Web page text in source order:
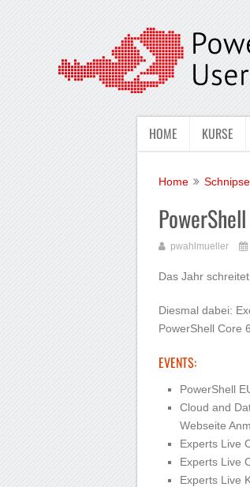
HOME KURSE
Home
pwahlmueller
Das Jahr
Diesmal dabei:
PowerShell Core
EVENTS:
PowerShell
Cloud and
Webseite
Experts Live
Experts Live
Experts Live